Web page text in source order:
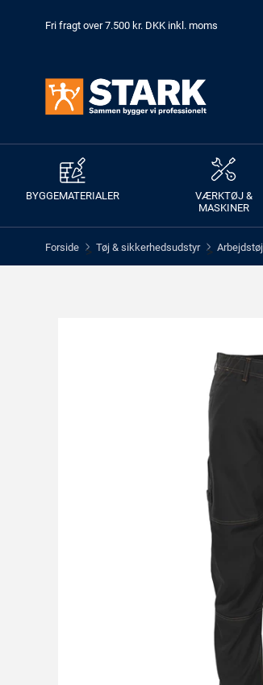
Fri fragt over 7.500 kr. DKK inkl. moms
BYGGEMATERIALER
VÆRKTØJ &
MASKINER
Forside > Tøj & sikkerhedsudstyr > Arbejdstøj